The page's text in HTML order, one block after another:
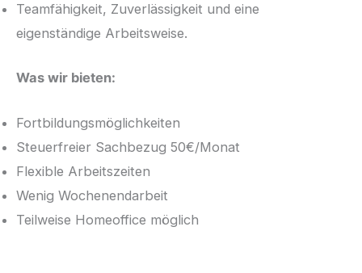
Teamfähigkeit, Zuverlässigkeit und eine
eigenständige Arbeitsweise.
Was wir bieten:
Fortbildungsmöglichkeiten
Steuerfreier Sachbezug 50€/Monat
Flexible Arbeitszeiten
Wenig Wochenendarbeit
Teilweise Homeoffice möglich